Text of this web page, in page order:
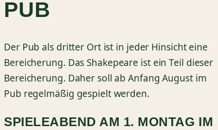
PUB
Der Pub als dritter Ort ist in jeder Hinsicht eine
Bereicherung. Das Shakepeare ist ein Teil dieser
Bereicherung. Daher soll ab Anfang August im
Pub regelmäßig gespielt werden.
SPIELEABEND AM 1. MONTAG IM